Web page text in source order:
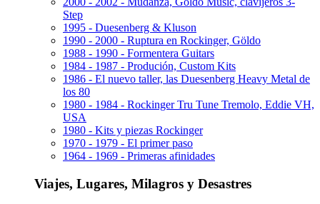
Step
1995 - Duesenberg & Kluson
1990 - 2000 - Ruptura en Rockinger, Göldo
1988 - 1990 - Formentera Guitars
1984 - 1987 - Produción, Custom Kits
1986 - El nuevo taller, las Duesenberg Heavy Metal de
los 80
1980 - 1984 - Rockinger Tru Tune Tremolo, Eddie VH,
USA
1980 - Kits y piezas Rockinger
1970 - 1979 - El primer paso
1964 - 1969 - Primeras afinidades
Viajes, Lugares, Milagros y Desastres